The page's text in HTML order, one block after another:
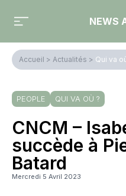
NEWS
Accueil > Actualités > Qui va
PEOPLE QUI VA OÙ ?
CNCM –
succède à
Batard
Mercredi 5 Avril 2023